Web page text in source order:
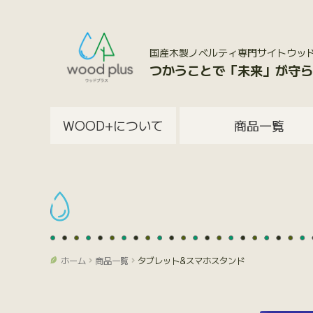
国産木製ノベルティ専門サイトウッ
つかうことで「未来」が守
WOOD+について 商品一覧
ホーム 商品一覧 タブレット&スマホスタンド